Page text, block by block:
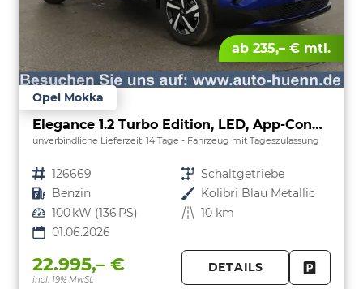
ab 235,– € mtl.
Opel Mokka
Elegance 1.2 Turbo Edition, LED, App-Connect, 5 J.-Garantie
unverbindliche Lieferzeit: 14 Tage Fahrzeug mit Tageszulassung
Fahrzeugnr. 126669 Getriebe Schaltgetriebe
Kraftstoff Benzin Außenfarbe Kolibri Blau Metallic
Leistung 100 kW (136 PS) Kilometerstand 10 km
01.06.2026
22.995,– €
incl. 19% MwSt.
DETAILS